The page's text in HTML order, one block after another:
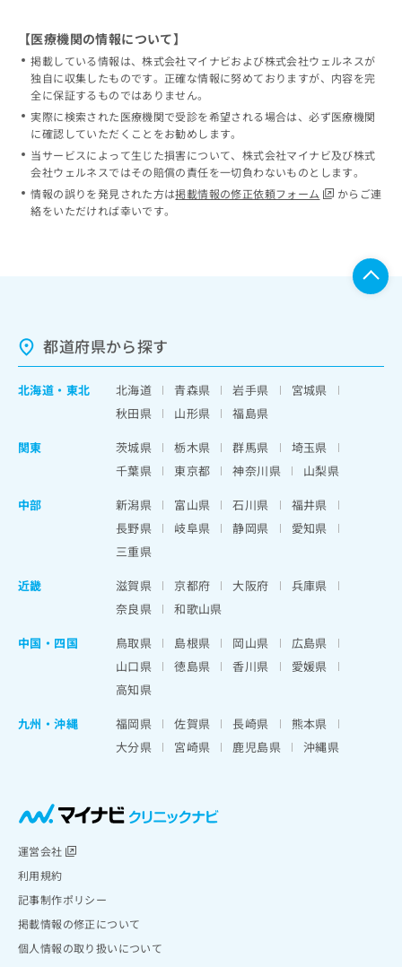
【医療機関の情報について】
掲載している情報は、株式会社マイナビおよび株式会社ウェルネスが
独自に収集したものです。正確な情報に努めておりますが、内容を完
全に保証するものではありません。
実際に検索された医療機関で受診を希望される場合は、必ず医療機関
に確認していただくことをお勧めします。
当サービスによって生じた損害について、株式会社マイナビ及び株式
会社ウェルネスではその賠償の責任を一切負わないものとします。
情報の誤りを発見された方は掲載情報の修正依頼フォーム
からご連
絡をいただければ幸いです。
都道府県から探す
北海道 ・ 東北 北海道 青森県 岩手県
宮城県
秋田県
山形県
福島県
関東
茨城県 栃木県 群馬県
埼玉県
千葉県
東京都 神奈川県
山梨県
中部
新潟県 富山県 石川県
福井県
長野県
岐阜県 静岡県
愛知県
三重県
近畿
滋賀県 京都府 大阪府
兵庫県
奈良県
和歌山県
中国・四国
鳥取県 島根県 岡山県
広島県
山口県
徳島県 香川県
愛媛県
高知県
九州・沖縄
福岡県 佐賀県 長崎県
熊本県
大分県
宮崎県 鹿児島県 沖縄県
運営会社
利用規約
記事制作ポリシー
掲載情報の修正について
個人情報の取り扱いについて